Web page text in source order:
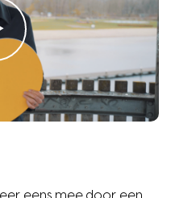
eens mee door een